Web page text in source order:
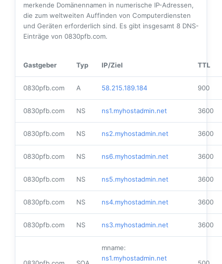
merkende Domänennamen in numerische IP-Adressen,
die zum weltweiten Auffinden von Computerdiensten
und Geräten erforderlich sind. Es gibt insgesamt 8 DNS-
Einträge von 0830pfb.com.
Gastgeber Typ IP/Ziel TTL
0830pfb.com A 58.215.189.184 900
0830pfb.com NS ns1.myhostadmin.net 3600
0830pfb.com NS ns2.myhostadmin.net 3600
0830pfb.com NS ns6.myhostadmin.net 3600
0830pfb.com NS ns5.myhostadmin.net 3600
0830pfb.com NS ns4.myhostadmin.net 3600
0830pfb.com NS ns3.myhostadmin.net 3600
mname:
ns1.myhostadmin.net